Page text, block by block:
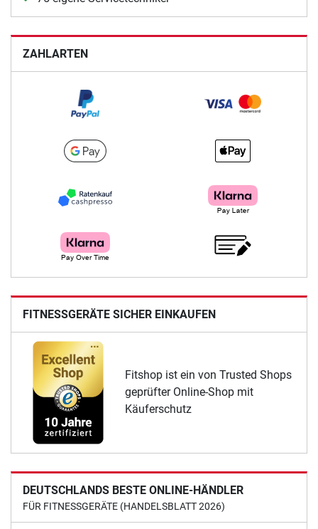
ZAHLARTEN
FITNESSGERÄTE SICHER EINKAUFEN
Fitshop ist ein von Trusted Shops
geprüfter Online-Shop mit
Käuferschutz
DEUTSCHLANDS BESTE ONLINE-HÄNDLER
FÜR FITNESSGERÄTE (HANDELSBLATT 2026)